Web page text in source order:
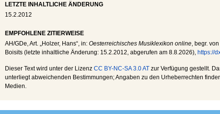
LETZTE INHALTLICHE ÄNDERUNG
15.2.2012
EMPFOHLENE ZITIERWEISE
AH/GDe , Art. „Holzer, Hans“, in: Oesterreichisches Musiklexikon online , begr.
Boisits (letzte inhaltliche Änderung: 15.2.2012 , abgerufen am 8.8.2026), https://
Dieser Text wird unter der Lizenz CC BY-NC-SA 3.0 AT zur Verfügung gestellt.
unterliegt abweichenden Bestimmungen; Angaben zu den Urheberrechten
Medien.